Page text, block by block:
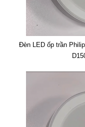
Đèn LED ốp trần